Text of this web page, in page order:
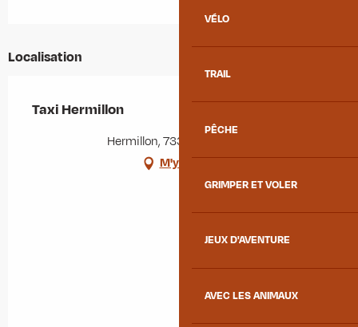
VÉLO
TRAIL
PÊCHE
GRIMPER ET VOLER
JEUX D'AVENTURE
AVEC LES ANIMAUX
Localisation
Taxi Hermillon
Hermillon, 73300 Hermillon
M'y rendre